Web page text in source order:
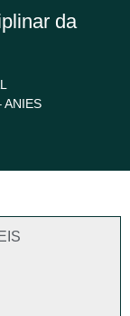
da
ANIES